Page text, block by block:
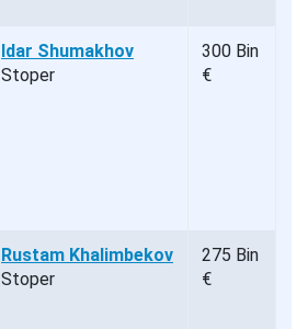
Idar Shumakhov
Stoper
300 Bin
€
Rustam Khalimbekov
Stoper
275 Bin
€